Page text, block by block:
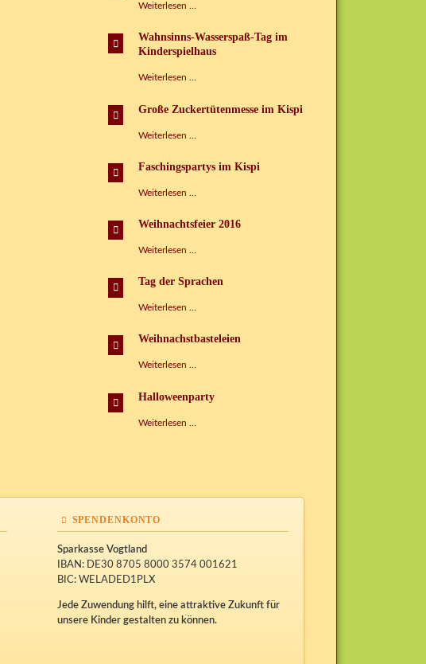
e.V.
Weiterlesen …
machen!
Wahnsinns-Wasserspaß-Tag im
Kinderspielhaus
Weiterlesen …
Tag
Große Zuckertütenmesse im Kispi
Weiterlesen …
im
Faschingspartys im Kispi
Weiterlesen …
Kispi
Weihnachtsfeier 2016
Weiterlesen …
Tag der Sprachen
Weiterlesen …
Sprachen
Weihnachstbasteleien
Weiterlesen …
Halloweenparty
Weiterlesen …
SPENDENKONTO
Sparkasse Vogtland
IBAN: DE30 8705 8000 3574 001621
BIC: WELADED1PLX
Jede Zuwendung hilft, eine attraktive Zukunft für
unsere Kinder gestalten zu können.